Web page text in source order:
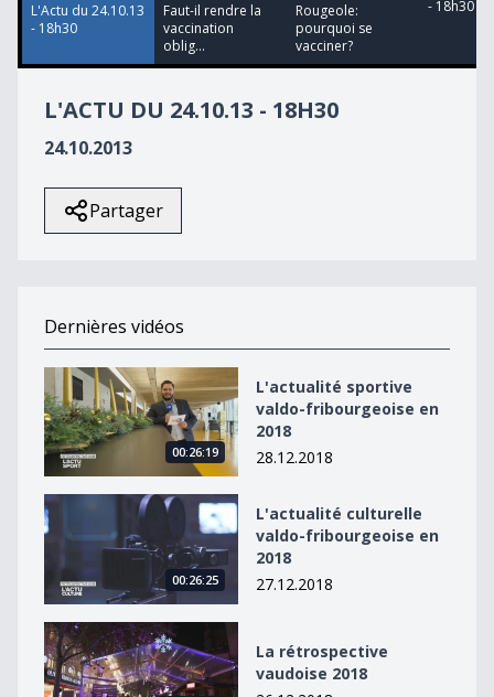
L'Actu du 24.10.13
- 18h30
Faut-il rendre la
vaccination
oblig...
Rougeole:
pourquoi se
vacciner?
- 18h30
L'ACTU DU 24.10.13 - 18H30
24.10.2013
Partager
Dernières vidéos
L&#039;actualité sportive valdo-fribourgeoise en 2018
00:26:19
L'actualité sportive
valdo-fribourgeoise en
2018
28.12.2018
L&#039;actualité culturelle valdo-fribourgeoise en
00:26:25
L'actualité culturelle
valdo-fribourgeoise en
2018
27.12.2018
La rétrospective vaudoise 2018
La rétrospective
vaudoise 2018